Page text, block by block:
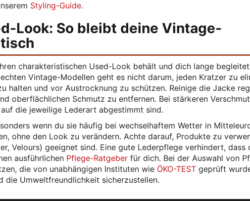
Styling-Guide.
Look: So bleibt deine Vintage-
charakteristischen Used-Look behält und dich lange
Vintage-Modellen geht es nicht darum, jeden Kratzer zu
halten und vor Austrocknung zu schützen. Reinige die Jacke
oberflächlichen Schmutz zu entfernen. Bei stärkeren
die jeweilige Lederart abgestimmt sind.
wenn du sie häufig bei wechselhaftem Wetter in
ohne den Look zu verändern. Achte darauf, Produkte zu
Velours) geeignet sind. Eine gute Lederpflege verhindert, dass
ausführlichen Pflege-Ratgeber für dich. Bei der Auswahl von
die von unabhängigen Instituten wie ÖKO-TEST geprüft
die Umweltfreundlichkeit sicherzustellen.